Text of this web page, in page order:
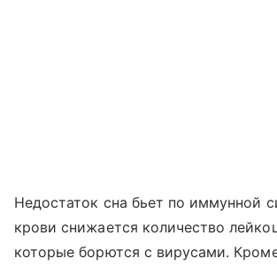
Недостаток сна бьет по иммунной
крови снижается количество
которые борются с вирусами.